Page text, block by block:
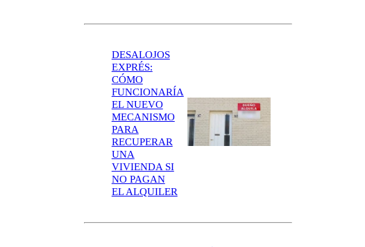
DESALOJOS
EXPRÉS:
CÓMO
FUNCIONARÍA
EL NUEVO
MECANISMO
PARA
RECUPERAR
UNA
VIVIENDA SI
NO PAGAN
EL ALQUILER